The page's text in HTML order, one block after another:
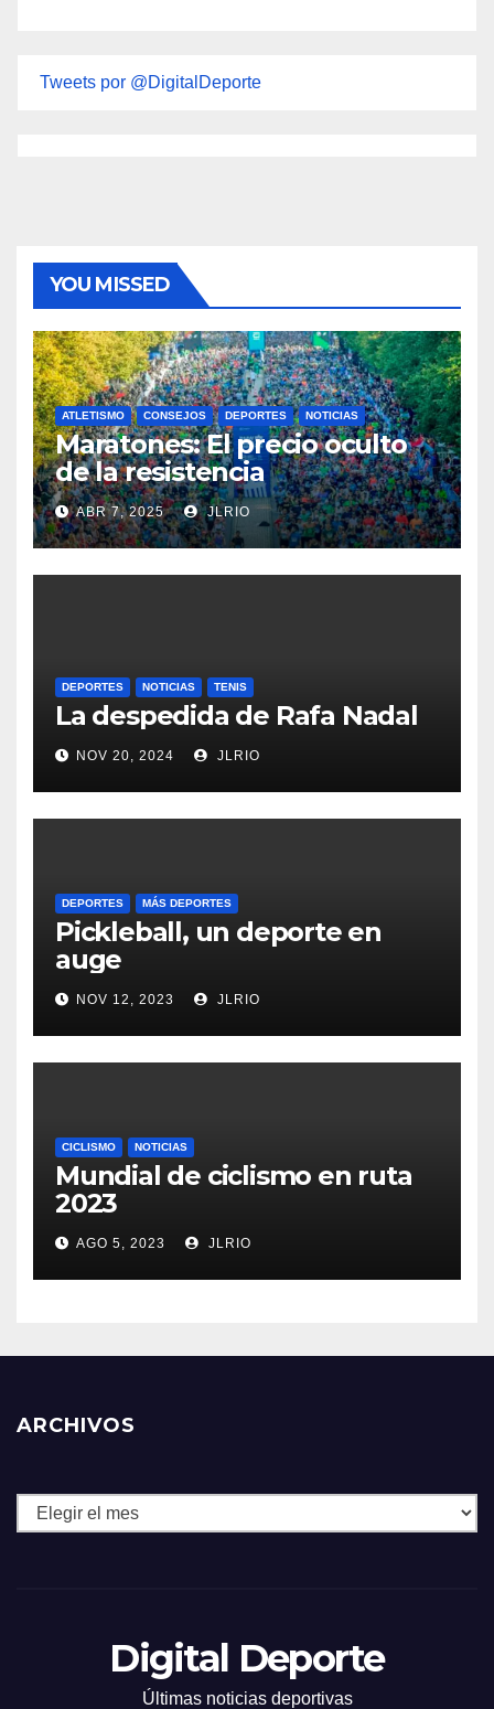
Tweets por @DigitalDeporte
YOU MISSED
ATLETISMO CONSEJOS DEPORTES NOTICIAS
Maratones: El precio oculto
de la resistencia
ABR 7, 2025 JLRIO
DEPORTES NOTICIAS TENIS
La despedida de Rafa Nadal
NOV 20, 2024 JLRIO
DEPORTES MÁS DEPORTES
Pickleball, un deporte en
auge
NOV 12, 2023 JLRIO
CICLISMO NOTICIAS
Mundial de ciclismo en ruta
2023
AGO 5, 2023 JLRIO
ARCHIVOS
Archivos
Digital Deporte
Últimas noticias deportivas